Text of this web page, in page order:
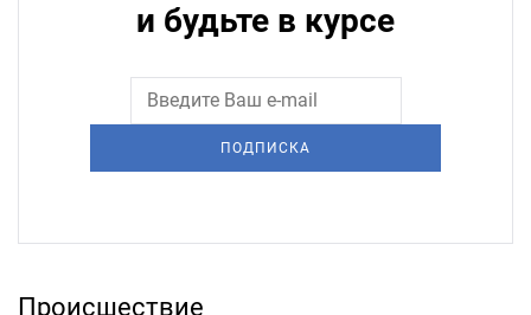
и будьте в курсе
ПОДПИСКА
Происшествие